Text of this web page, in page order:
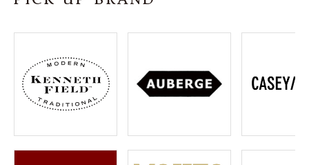
プライバシーポリシー
特定商取引法について
お問い合わせ
OFFICIAL WEB SITE